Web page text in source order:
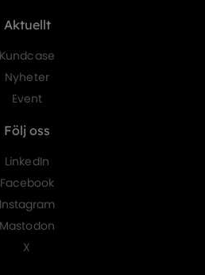
Aktuellt
Kundcase
Nyheter
Event
Följ oss
LinkedIn
Facebook
Instagram
Mastodon
X